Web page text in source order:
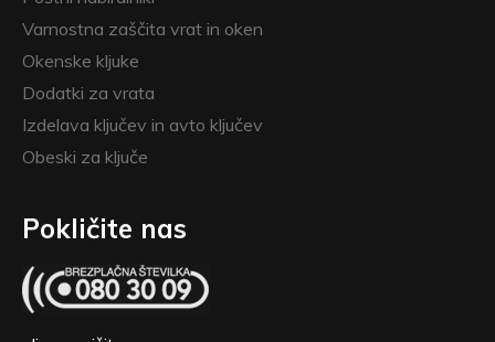
Varnostna zaščita vrat in oken
Okenske kljuke
Dodatki za vrata
Izdelava ključev in avto ključev
Obeski za ključe
Pokličite nas